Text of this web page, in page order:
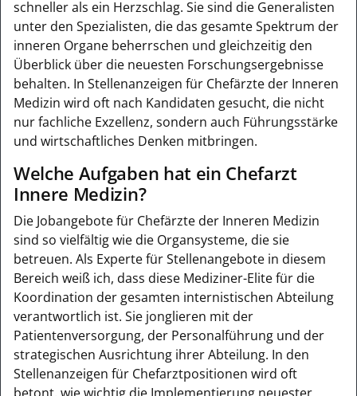
schneller als ein Herzschlag. Sie sind die Generalisten
unter den Spezialisten, die das gesamte Spektrum der
inneren Organe beherrschen und gleichzeitig den
Überblick über die neuesten Forschungsergebnisse
behalten. In Stellenanzeigen für Chefärzte der Inneren
Medizin wird oft nach Kandidaten gesucht, die nicht
nur fachliche Exzellenz, sondern auch Führungsstärke
und wirtschaftliches Denken mitbringen.
Welche Aufgaben hat ein Chefarzt
Innere Medizin?
Die Jobangebote für Chefärzte der Inneren Medizin
sind so vielfältig wie die Organsysteme, die sie
betreuen. Als Experte für Stellenangebote in diesem
Bereich weiß ich, dass diese Mediziner-Elite für die
Koordination der gesamten internistischen Abteilung
verantwortlich ist. Sie jonglieren mit der
Patientenversorgung, der Personalführung und der
strategischen Ausrichtung ihrer Abteilung. In den
Stellenanzeigen für Chefarztpositionen wird oft
betont, wie wichtig die Implementierung neuester